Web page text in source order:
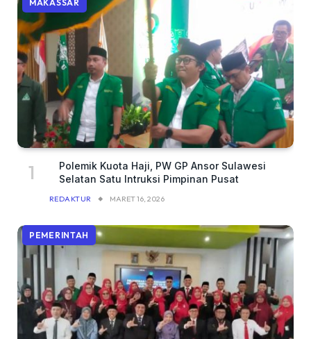
MAKASSAR
Polemik Kuota Haji, PW GP Ansor Sulawesi
Selatan Satu Intruksi Pimpinan Pusat
REDAKTUR MARET 16, 2026
PEMERINTAH